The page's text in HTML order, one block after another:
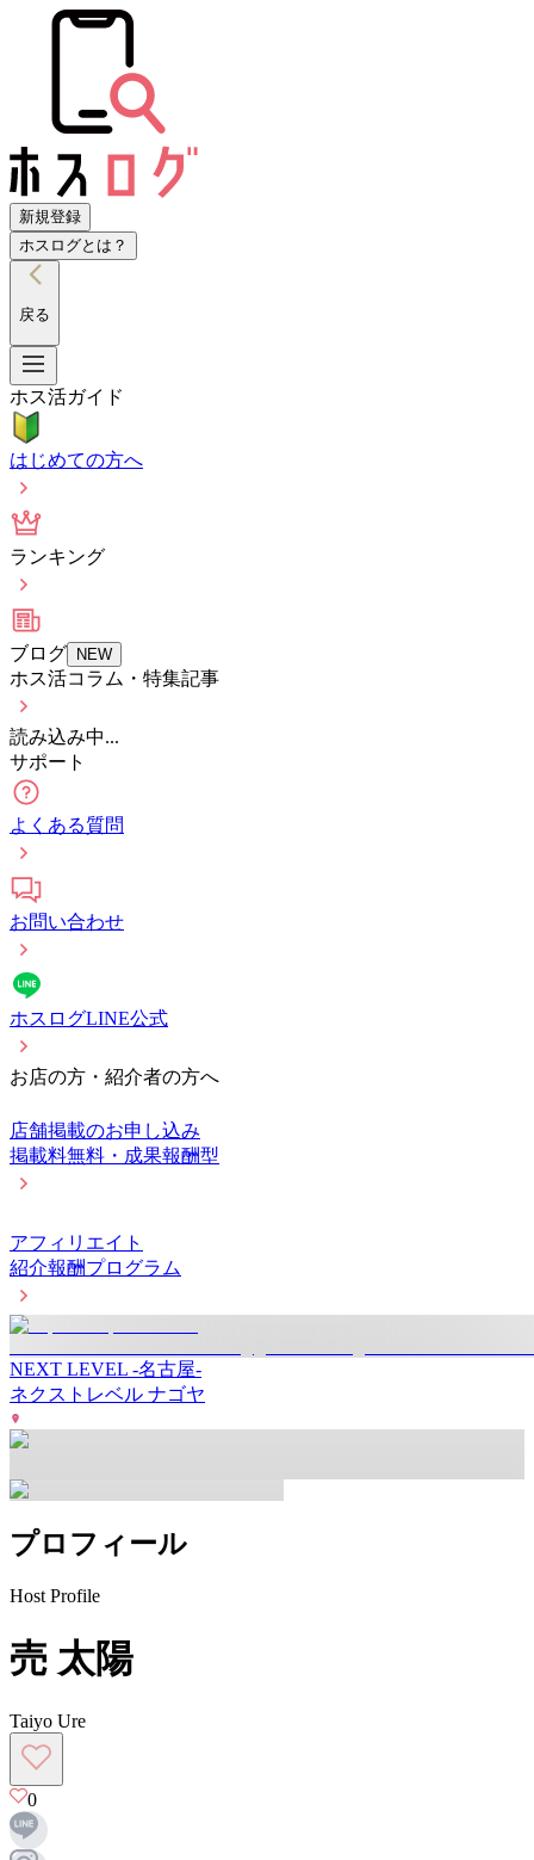
新規登録
ホスログとは？
戻る
ホス活ガイド
はじめての方へ
ランキング
ブログ NEW
ホス活コラム・特集記事
読み込み中...
サポート
よくある質問
お問い合わせ
ホスログLINE公式
お店の方・紹介者の方へ
店舗掲載のお申し込み
掲載料無料・成果報酬型
アフィリエイト
紹介報酬プログラム
NEXT LEVEL -名古屋-
ネクストレベル ナゴヤ
プロフィール
Host Profile
売 太陽
Taiyo Ure
0